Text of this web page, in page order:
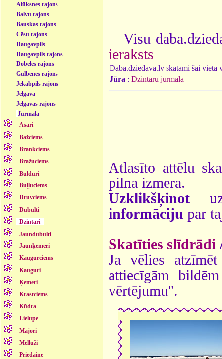
Alūksnes rajons
Balvu rajons
Bauskas rajons
Cēsu rajons
Daugavpils
Daugavpils rajons
Dobeles rajons
Gulbenes rajons
Jēkabpils rajons
Jelgava
Jelgavas rajons
Jūrmala
Asari
Bažciems
Brankciems
Bražuciems
Bulduri
Buļļuciems
Druvciems
Dubulti
Dzintari
Jaundubulti
Jaunķemeri
Kaugurciems
Kauguri
Ķemeri
Krastciems
Kūdra
Lielupe
Majori
Melluži
Priedaine
Visu
ieraksts
Daba.dziedava.lv skatāmi šai vietā
Jūra : Dzintaru jūrmala
Atlasīto attēlu
pilnā izmērā.
Uzklikšķinot
informāciju par
Skatīties slīdrādi
Ja vēlies
attiecīgām
vērtējumu".